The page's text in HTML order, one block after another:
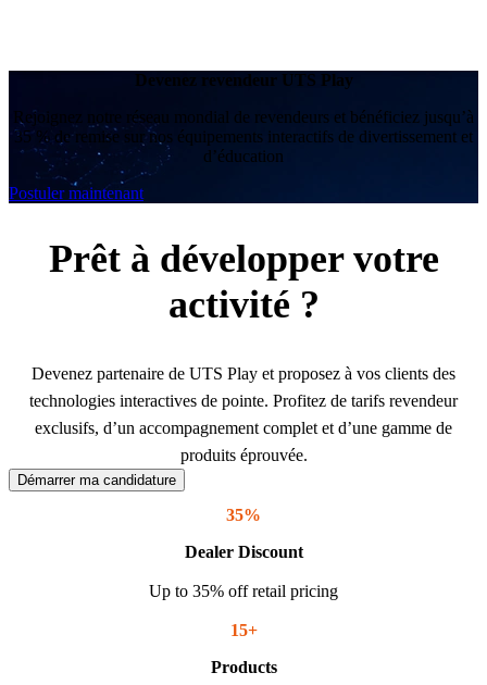
Devenez revendeur UTS Play
Rejoignez notre réseau mondial de revendeurs et bénéficiez jusqu’à
35 % de remise sur nos équipements interactifs de divertissement et
d’éducation
Postuler maintenant
Prêt à développer votre
activité ?
Devenez partenaire de UTS Play et proposez à vos clients des
technologies interactives de pointe. Profitez de tarifs revendeur
exclusifs, d’un accompagnement complet et d’une gamme de
produits éprouvée.
Démarrer ma candidature
35%
Dealer Discount
Up to 35% off retail pricing
15+
Products